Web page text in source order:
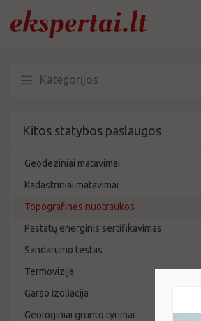
Kategorijos
Kitos statybos paslaugos
Geodeziniai matavimai
Kadastriniai matavimai
Topografinės nuotraukos
Pastatų energinis sertifikavimas
Sandarumo testas
Termovizija
Garso izoliacija
Geologiniai grunto tyrimai